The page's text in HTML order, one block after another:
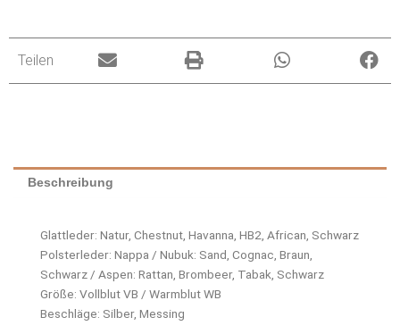
Teilen
Beschreibung
Glattleder: Natur, Chestnut, Havanna, HB2, African, Schwarz
Polsterleder: Nappa / Nubuk: Sand, Cognac, Braun,
Schwarz / Aspen: Rattan, Brombeer, Tabak, Schwarz
Größe: Vollblut VB / Warmblut WB
Beschläge: Silber, Messing